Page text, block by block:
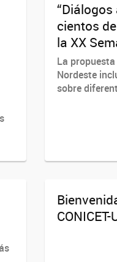
“Diálogos
cientos
la XX
La
Nordeste
sobre